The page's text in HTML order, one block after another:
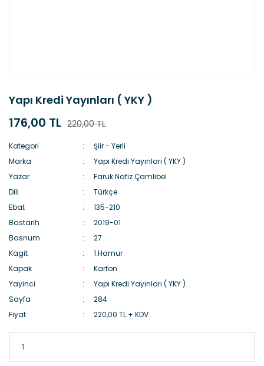
Yapı Kredi Yayınları ( YKY )
176,00 TL 220,00 TL
Kategori
Şiir - Yerli
Marka
Yapı Kredi Yayınları ( YKY )
Yazar
Faruk Nafiz Çamlıbel
Dili
Türkçe
Ebat
135-210
Bastarih
2019-01
Basnum
27
Kagit
1.Hamur
Kapak
Karton
Yayinci
Yapı Kredi Yayınları ( YKY )
Sayfa
284
Fiyat
220,00 TL + KDV